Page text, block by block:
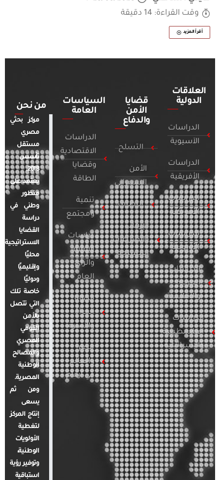
وقت القراءة: 14 دقيقة
أقرأ المزيد
العلاقات
الدولية
الدراسات
الآسيوية
الدراسات
الأفريقية
الدراسات
الأمريكية
الدراسات
الأوروبية
الدراسات
العربية
والإقليمية
الدراسات
الفلسطينية
والإسرائيلية
قضايا
الأمن
والدفاع
التسلح
الأمن
السيبراني
التطرف
الإرهاب
والصراعات
المسلحة
السياسات
العامة
الدراسات
الاقتصادية
وقضايا
الطاقة
تنمية
ومجتمع
دراسات
الإعلام
والرأي
العام
قضايا
المرأة
والأسرة
مصر
والعالم
في أرقام
من نحن
مركز بحثي
مصري
مستقل
تأسس
2018.
يعتمد على
منظور
وطني في
دراسة
القضايا
الاستراتيجية
محليًا
وإقليميًا
ودوليًا
خاصة تلك
التي تتصل
بالأمن
القومي
المصري
والمصالح
الوطنية
المصرية.
ومن ثم
يسعى
إنتاج المركز
لتغطية
الأولويات
الوطنية،
وتوفير رؤية
استباقية